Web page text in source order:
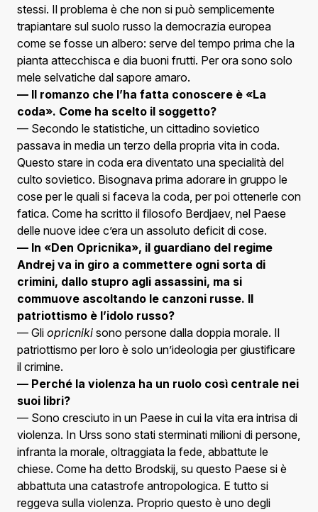
stessi. Il problema è che non si può semplicemente
trapiantare sul suolo russo la democrazia europea
come se fosse un albero: serve del tempo prima che la
pianta attecchisca e dia buoni frutti. Per ora sono solo
mele selvatiche dal sapore amaro.
— Il romanzo che l’ha fatta conoscere è «La
coda». Come ha scelto il soggetto?
— Secondo le statistiche, un cittadino sovietico
passava in media un terzo della propria vita in coda.
Questo stare in coda era diventato una specialità del
culto sovietico. Bisognava prima adorare in gruppo le
cose per le quali si faceva la coda, per poi ottenerle con
fatica. Come ha scritto il filosofo Berdjaev, nel Paese
delle nuove idee c’era un assoluto deficit di cose.
— In «Den Opricnika», il guardiano del regime
Andrej va in giro a commettere ogni sorta di
crimini, dallo stupro agli assassini, ma si
commuove ascoltando le canzoni russe. Il
patriottismo è l’idolo russo?
— Gli opricniki sono persone dalla doppia morale. Il
patriottismo per loro è solo un’ideologia per giustificare
il crimine.
— Perché la violenza ha un ruolo così centrale nei
suoi libri?
— Sono cresciuto in un Paese in cui la vita era intrisa di
violenza. In Urss sono stati sterminati milioni di persone,
infranta la morale, oltraggiata la fede, abbattute le
chiese. Come ha detto Brodskij, su questo Paese si è
abbattuta una catastrofe antropologica. E tutto si
reggeva sulla violenza. Proprio questo è uno degli